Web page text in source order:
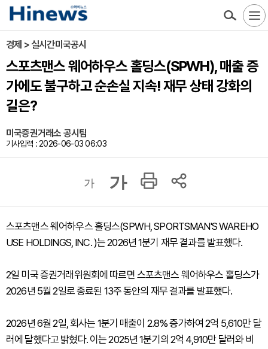
경제 > 실시간미국공시
스포츠맨스 웨어하우스 홀딩스(SPWH), 매출 증
가에도 불구하고 순손실 지속! 재무 상태 강화의
길은?
미국증권거래소 공시팀
기사입력 : 2026-06-03 06:03
가 가
스포츠맨스 웨어하우스 홀딩스(SPWH, SPORTSMAN'S WAREHO
USE HOLDINGS, INC. )는 2026년 1분기 재무 결과를 발표했다.
2일 미국 증권거래위원회에 따르면 스포츠맨스 웨어하우스 홀딩스가
2026년 5월 2일로 종료된 13주 동안의 재무 결과를 발표했다.
2026년 6월 2일, 회사는 1분기 매출이 2.8% 증가하여 2억 5,610만 달
러에 달했다고 밝혔다. 이는 2025년 1분기의 2억 4,910만 달러와 비